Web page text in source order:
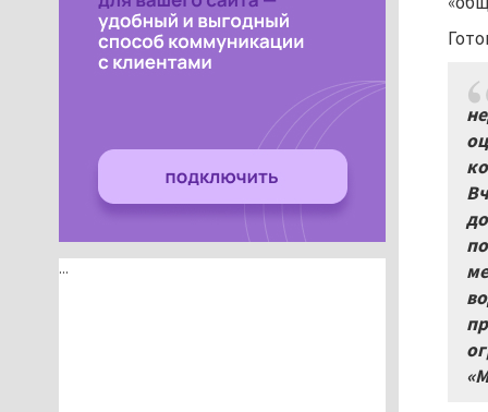
...